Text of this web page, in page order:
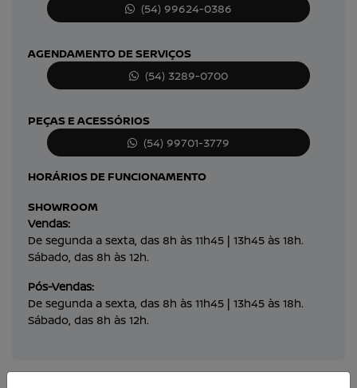
(54) 99624-0386
AGENDAMENTO DE SERVIÇOS
(54) 3289-0700
PEÇAS E ACESSÓRIOS
(54) 99701-3779
HORÁRIOS DE FUNCIONAMENTO
SHOWROOM
Vendas:
De segunda a sexta, das 8h às 11h45 | 13h45 às 18h.
Sábado, das 8h às 12h.
Pós-Vendas:
De segunda a sexta, das 8h às 11h45 | 13h45 às 18h.
Sábado, das 8h às 12h.